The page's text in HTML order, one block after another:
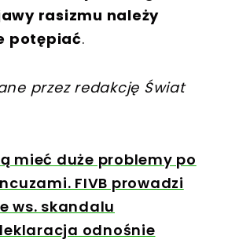
rasizmu należy
potępiać.
przez redakcję Świat
mieć duże problemy po
FIVB prowadzi
ws. skandalu
odnośnie